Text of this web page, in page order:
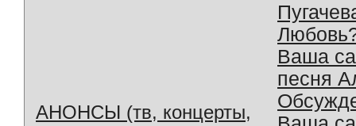
АНОНСЫ (тв, концерты,
Ваша
песня